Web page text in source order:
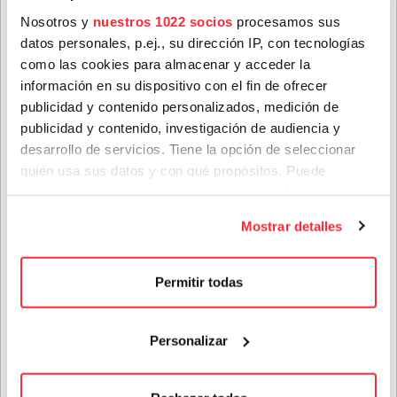
Nosotros y nuestros 1022 socios procesamos sus
datos personales, p.ej., su dirección IP, con tecnologías
como las cookies para almacenar y acceder la
información en su dispositivo con el fin de ofrecer
publicidad y contenido personalizados, medición de
publicidad y contenido, investigación de audiencia y
desarrollo de servicios. Tiene la opción de seleccionar
quién usa sus datos y con qué propósitos. Puede
Si lo permite, también quisiéramos:
Identificar su dispositivo analizándolo activamente
Mostrar detalles
Permitir todas
Personalizar
NORTH
MISSISSIPPI
ALLSTARS
Estados Unidos
Abierta contratación
ÚLTIMAS NOTICIAS
Teenage Fanclub anuncian su próximo disco, "Do Not
Apellidos
Correo electrónico*
Género(s) favorito(s):
He leído y acepto las condiciones contenidas en la
política de privacidad sobre el tratamiento de mis datos